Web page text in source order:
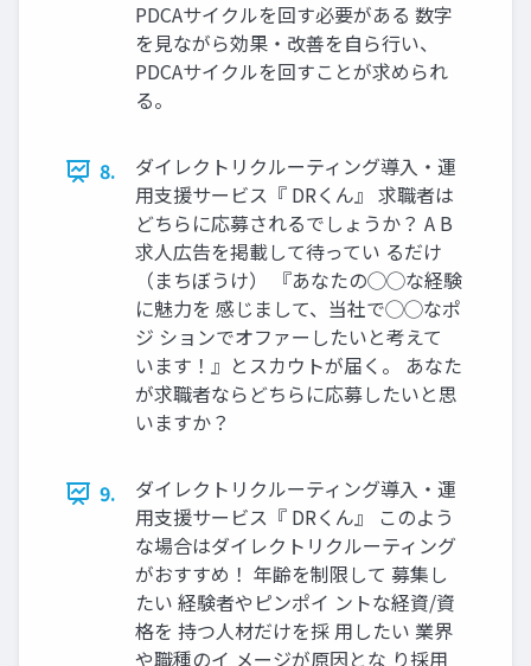
PDCAサイクルを回す必要がある 数字
を見ながら効果・改善を自ら行い、
PDCAサイクルを回すことが求められ
る。
8.
ダイレクトリクルーティング導入・運
用支援サービス『 DRくん』 求職者は
どちらに応募されるでしょうか？ A B
求人広告を掲載して待ってい るだけ
（まちぼうけ） 『あなたの◯◯な経験
に魅力を 感じまして、当社で◯◯なポ
ジ ションでオファーしたいと考えて
います！』とスカウトが届く。 あなた
が求職者ならどちらに応募したいと思
いますか？
9.
ダイレクトリクルーティング導入・運
用支援サービス『 DRくん』 このよう
な場合はダイレクトリクルーティング
がおすすめ！ 年齢を制限して 募集し
たい 経験者やピンポイ ントな経資/資
格を 持つ人材だけを採 用したい 業界
や職種のイ メージが原因とな り採用